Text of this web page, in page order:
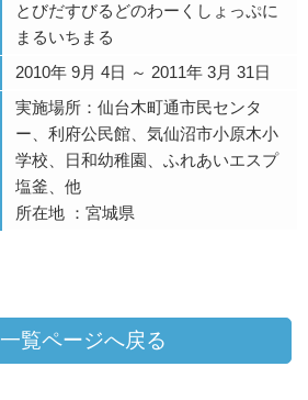
とびだすびるどのわーくしょっぷに
まるいちまる
2010年 9月 4日 ～ 2011年 3月 31日
実施場所：仙台木町通市民センタ
ー、利府公民館、気仙沼市小原木小
学校、日和幼稚園、ふれあいエスプ
塩釜、他
所在地 ：宮城県
一覧ページへ戻る